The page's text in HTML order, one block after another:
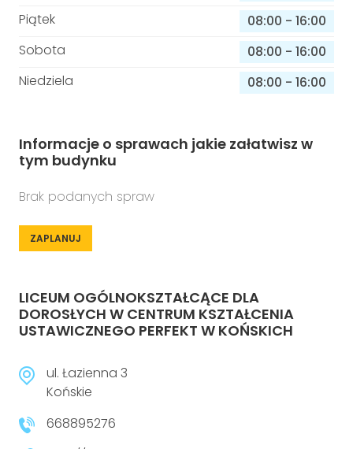
Piątek
08:00 - 16:00
Sobota
08:00 - 16:00
Niedziela
08:00 - 16:00
Informacje o sprawach jakie załatwisz w
tym budynku
Brak podanych spraw
ZAPLANUJ
LICEUM OGÓLNOKSZTAŁCĄCE DLA
DOROSŁYCH W CENTRUM KSZTAŁCENIA
USTAWICZNEGO PERFEKT W KOŃSKICH
ul. Łazienna 3
Końskie
668895276